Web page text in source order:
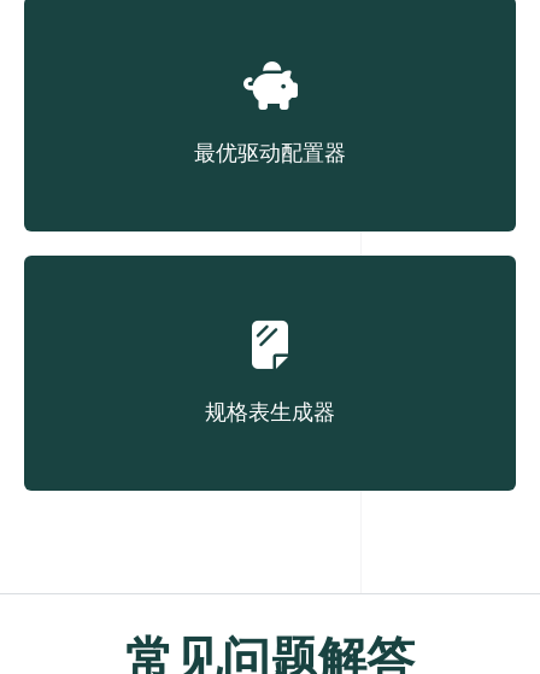
最优驱动配置器
规格表生成器
常见问题解答